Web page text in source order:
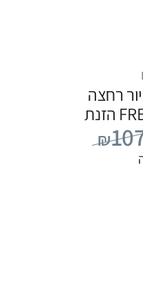
רחצה
FREESTANDING הזנת
סדרה
₪